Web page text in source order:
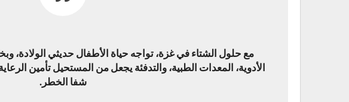
مع حلول الشتاء في غزة، تواجه حياة الأطفال حديثي الولادة،
الأدوية، المعدات الطبية، والتدفئة يجعل من المستحيل تأمين
شفا الخطر.